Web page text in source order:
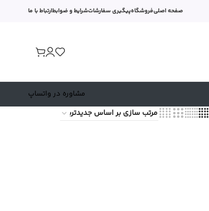
صفحه اصلیفروشگاهپیگیری سفارشاتشرایط و ضوابطارتباط با ما
مشاوره در واتساپ